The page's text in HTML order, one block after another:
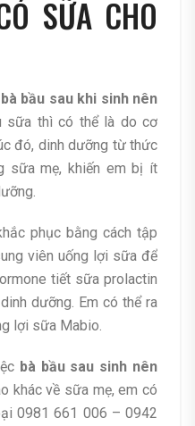
SỮA CHO
bà bầu sau khi sinh nên
sữa thì có thể là do cơ
đó, dinh dưỡng từ thức
sữa mẹ, khiến em bị ít
phục bằng cách tập
viên uống lợi sữa để
tiết sữa prolactin
dưỡng. Em có thể ra
lợi sữa Mabio.
bà bầu sau sinh nên
khác về sữa mẹ, em có
0981 661 006 – 0942